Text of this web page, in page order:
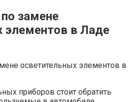
замене
элементов в Ладе
приборов стоит обратить